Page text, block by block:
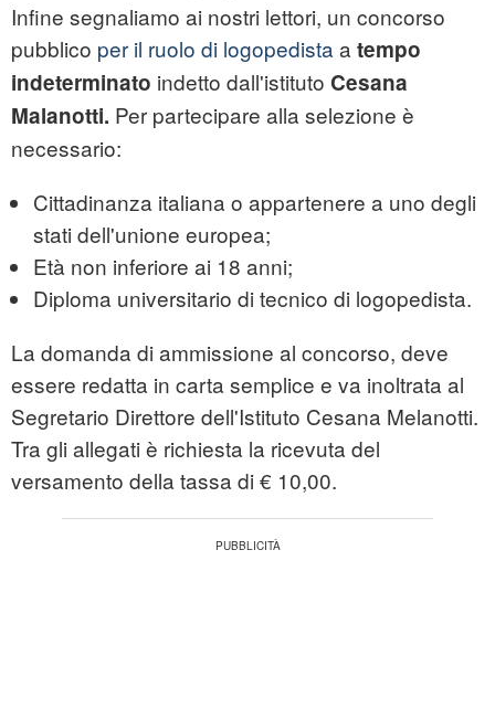
Infine segnaliamo ai nostri lettori, un concorso
pubblico per il ruolo di logopedista a tempo
indeterminato indetto dall'istituto Cesana
Malanotti. Per partecipare alla selezione è
necessario:
Cittadinanza italiana o appartenere a uno degli
stati dell'unione europea;
Età non inferiore ai 18 anni;
Diploma universitario di tecnico di logopedista.
La domanda di ammissione al concorso, deve
essere redatta in carta semplice e va inoltrata al
Segretario Direttore dell'Istituto Cesana Melanotti.
Tra gli allegati è richiesta la ricevuta del
versamento della tassa di € 10,00.